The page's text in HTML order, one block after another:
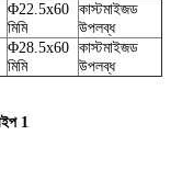
Φ22.5x60
মিমি
কাস্টমাইজড
উপলব্ধ
Φ28.5x60
মিমি
কাস্টমাইজড
উপলব্ধ